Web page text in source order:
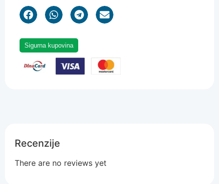
Sigurna kupovina
Recenzije
There are no reviews yet